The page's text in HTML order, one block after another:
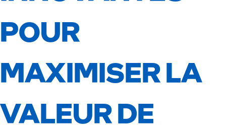
POUR
MAXIMISER LA
VALEUR DE